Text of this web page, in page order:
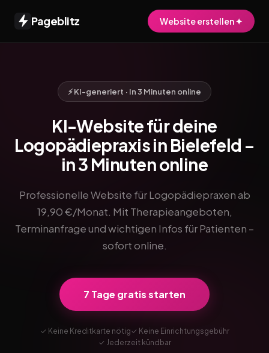
Pageblitz Website erstellen ✦
⚡ KI-generiert · In 3 Minuten online
KI-Website für deine
Logopädiepraxis in Bielefeld –
in 3 Minuten online
Professionelle Website für Logopädiepraxen ab
19,90 €/Monat. Mit Therapieangeboten,
Terminanfrage und wichtigen Infos für Patienten –
sofort online.
7 Tage gratis starten
✓ Keine Kreditkarte nötig✓ Keine Einrichtungsgebühr
✓ Jederzeit kündbar